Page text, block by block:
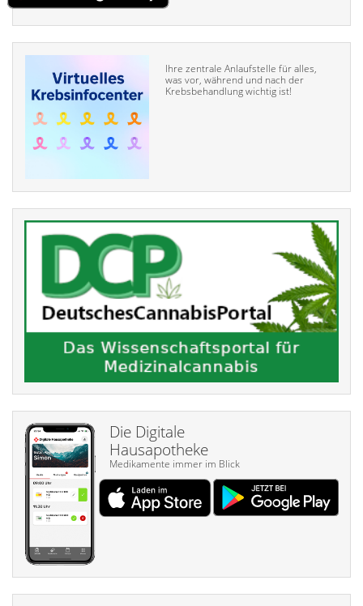
Ihre zentrale Anlaufstelle für alles,
was vor, während und nach der
Krebsbehandlung wichtig ist!
Die Digitale
Hausapotheke
Medikamente immer im Blick